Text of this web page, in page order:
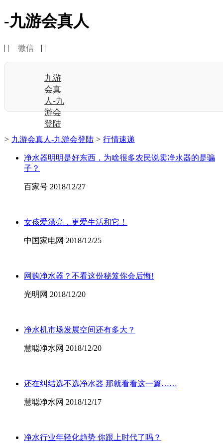
-九游会真人
| | 微信 | |
九游
会真
人-九
游会
登陆
> 九游会真人-九游会登陆 > 行情速递
净水器明明是好东西，为啥很多农民说卖净水器的是骗
子？
百家号 2018/12/27
女孩爱漂亮，更爱生活和它！
中国家电网 2018/12/25
网购净水器？不看这份秘笈你会后悔!
光明网 2018/12/20
净水机市场发展空间还有多大？
慧聪净水网 2018/12/20
还在纠结选不选净水器 那就看看这一篇……
慧聪净水网 2018/12/17
净水行业年轻化趋势 你跟上时代了吗？